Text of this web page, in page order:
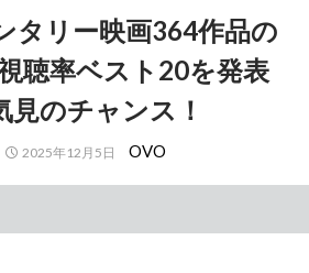
タリー映画364作品の
聴率ベスト20を発表
見のチャンス！
2025年12月5日 OVO